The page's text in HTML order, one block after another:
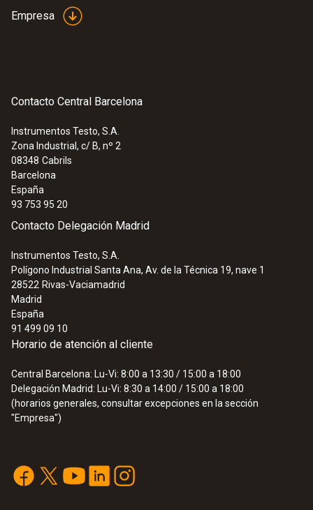
:0602 0393
Sonda de superficie de rápida reacción
(TP tipo K)
gracias a la banda termopar
149,94 €
Empresa
Contacto Central Barcelona
Instrumentos Testo, S.A.
Zona Industrial, c/ B, nº 2
08348 Cabrils
Barcelona
España
93 753 95 20
Contacto Delegación Madrid
Instrumentos Testo, S.A.
Polígono Industrial Santa Ana, Av. de la Técnica 19, nave 1
28522 Rivas-Vaciamadrid
Madrid
España
91 499 09 10
Horario de atención al cliente
Central Barcelona: Lu-Vi: 8:00 a 13:30 / 15:00 a 18:00
Delegación Madrid: Lu-Vi: 8:30 a 14:00 / 15:00 a 18:00
(horarios generales, consultar excepciones en la sección
"Empresa")